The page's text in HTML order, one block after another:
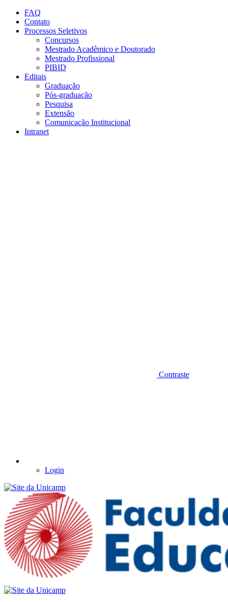
Conteúdo principal
FAQ
Contato
Processos Seletivos
Concursos
Mestrado Acadêmico e Doutorado
Mestrado Profissional
PIBID
Editais
Graduação
Pós-graduação
Pesquisa
Extensão
Comunicação Institucional
Intranet
Contraste
Login